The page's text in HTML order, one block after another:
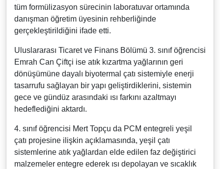
tüm formülizasyon sürecinin laboratuvar ortamında
danışman öğretim üyesinin rehberliğinde
gerçekleştirildiğini ifade etti.
Uluslararası Ticaret ve Finans Bölümü 3. sınıf öğrencisi
Emrah Can Çiftçi ise atık kızartma yağlarının geri
dönüşümüne dayalı biyotermal çatı sistemiyle enerji
tasarrufu sağlayan bir yapı geliştirdiklerini, sistemin
gece ve gündüz arasındaki ısı farkını azaltmayı
hedeflediğini aktardı.
4. sınıf öğrencisi Mert Topçu da PCM entegreli yeşil
çatı projesine ilişkin açıklamasında, yeşil çatı
sistemlerine atık yağlardan elde edilen faz değiştirici
malzemeler entegre ederek ısı depolayan ve sıcaklık